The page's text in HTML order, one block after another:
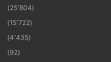
(25٬804)
(15٬722)
(4٬435)
(92)